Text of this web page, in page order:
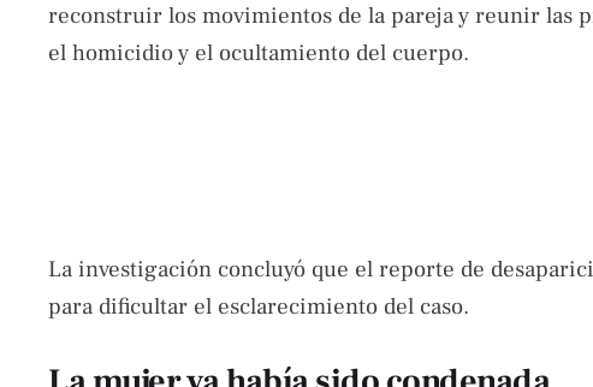
reconstruir los movimientos de la pareja y reunir las
el homicidio y el ocultamiento del cuerpo.
La investigación concluyó que el reporte de
para dificultar el esclarecimiento del caso.